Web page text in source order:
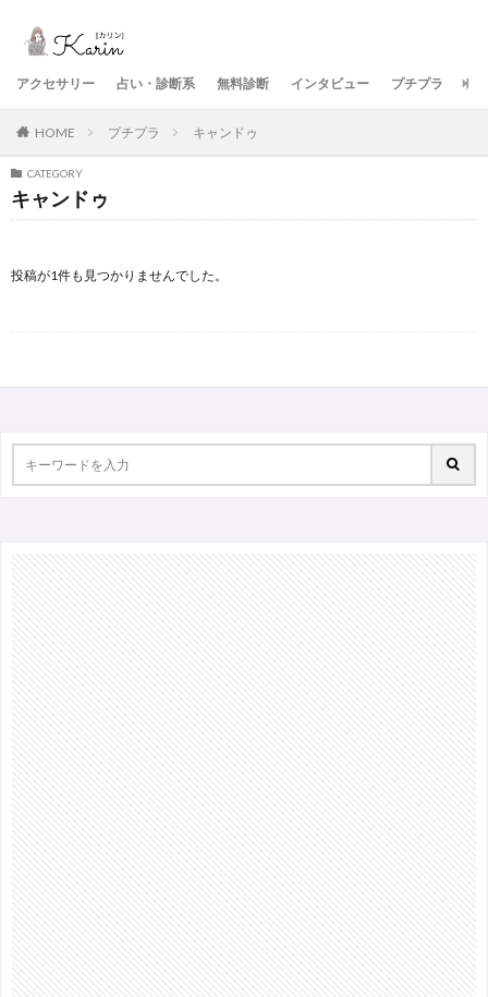
アクセサリー 占い・診断系 無料診断 インタビュー プチプラ 美
HOME プチプラ キャンドゥ
CATEGORY
キャンドゥ
投稿が1件も見つかりませんでした。